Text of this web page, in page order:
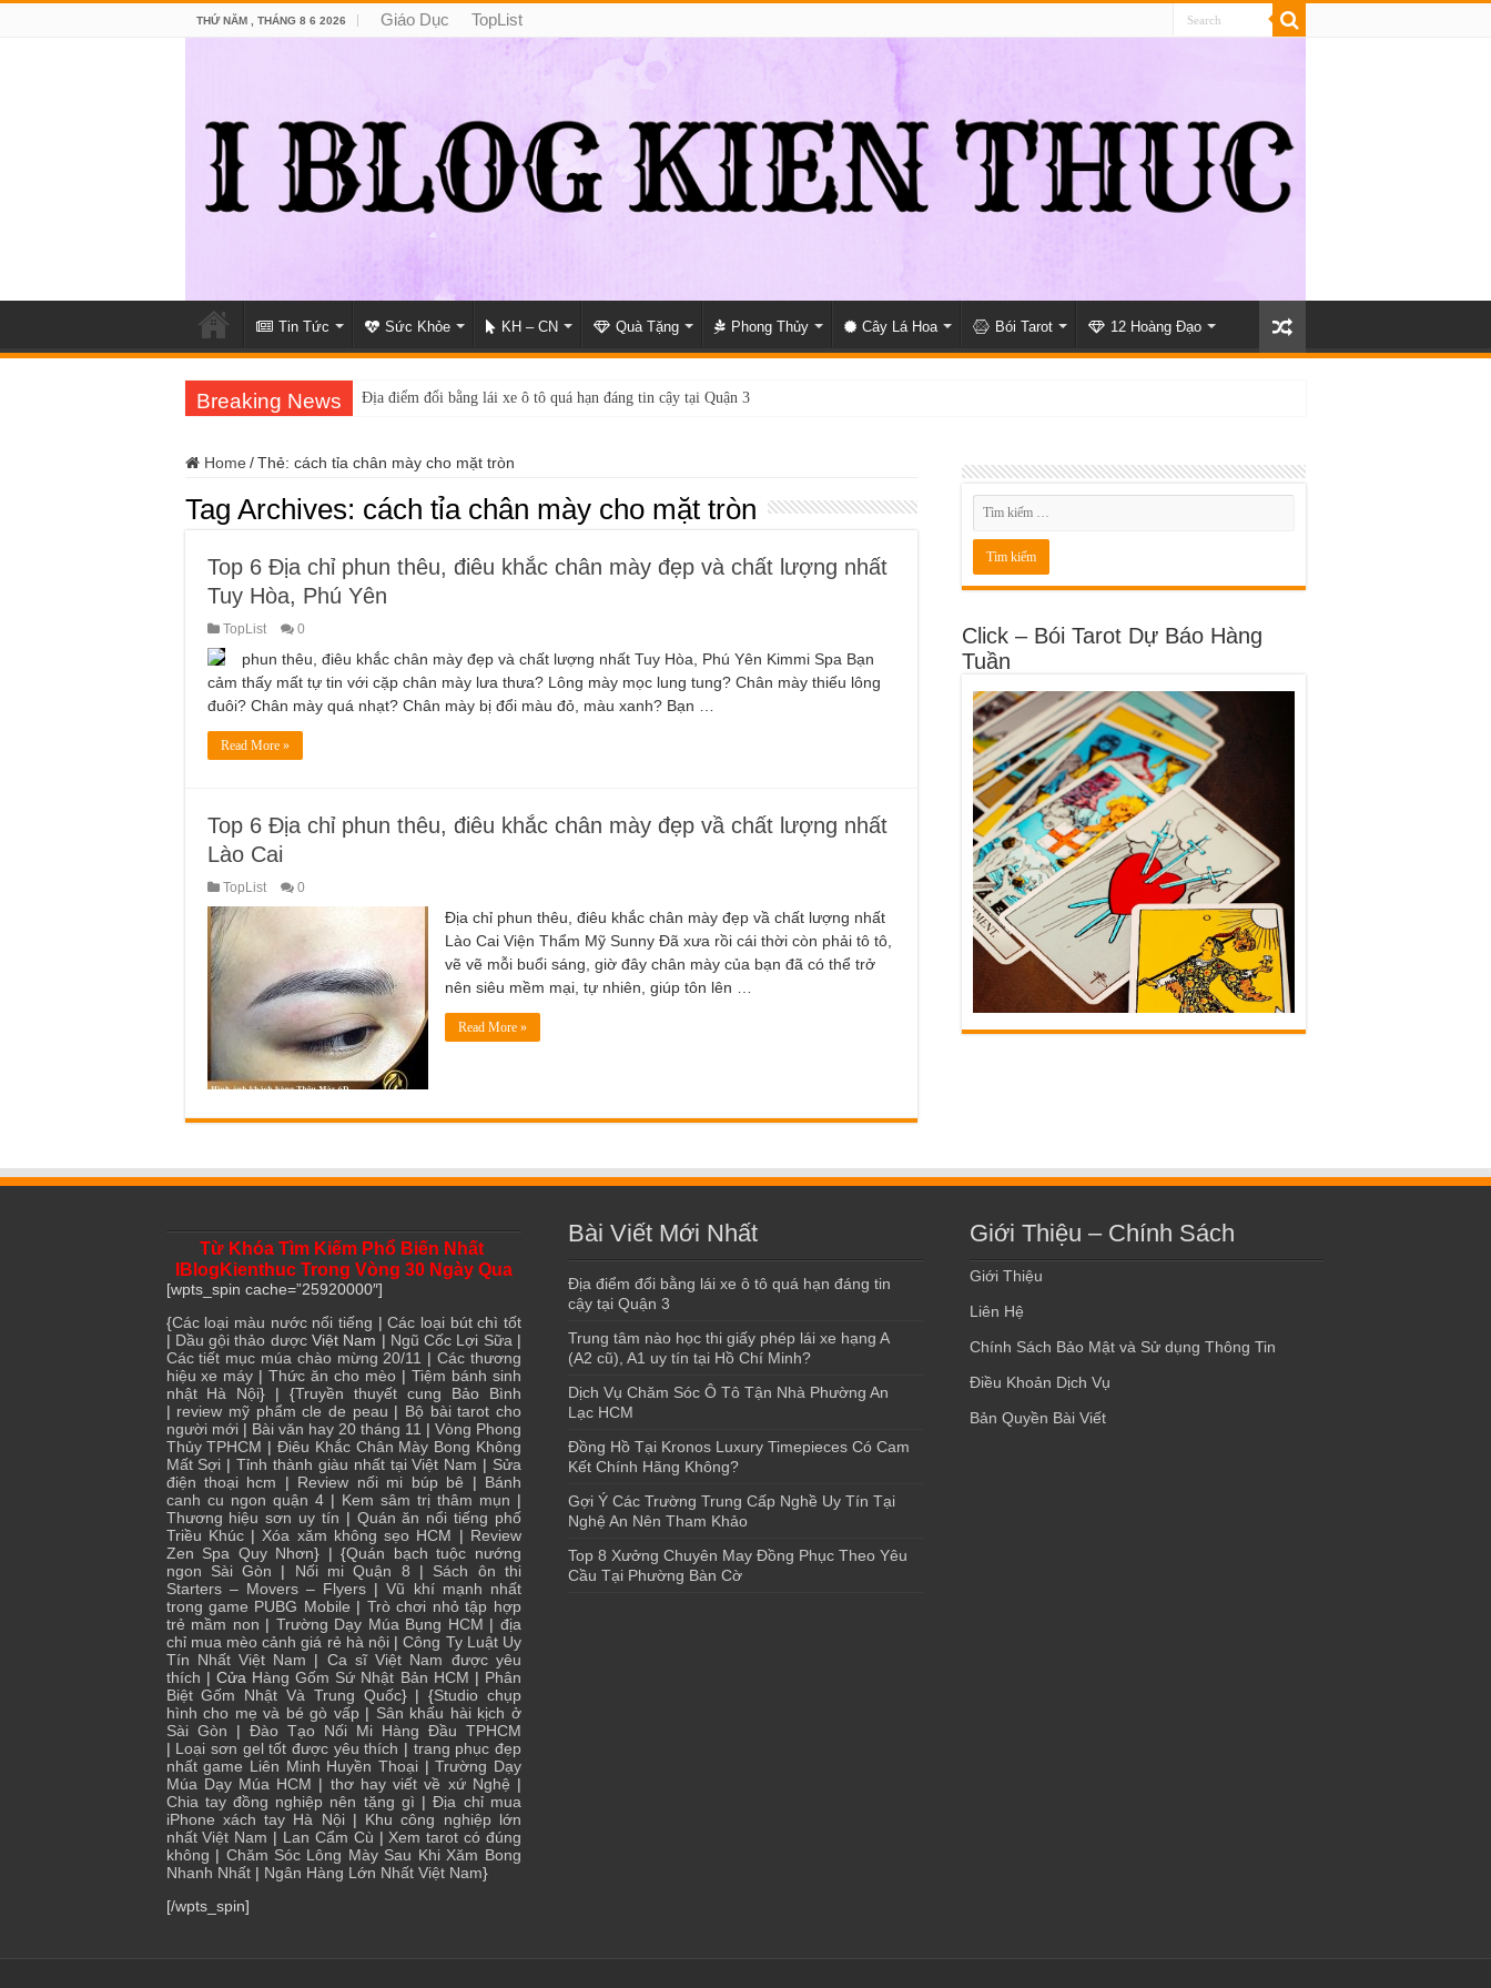
THỨ NĂM , THÁNG 8 6 2026 Giáo Dục TopList
Tin Tức Sức Khỏe KH – CN Quà Tặng Phong Thủy Cây Lá Hoa Bói Tarot 12 Hoàng Đạo
Breaking News Địa điểm đổi bằng lái xe ô tô quá hạn đáng tin cậy tại Quận 3
Home /Thẻ: cách tỉa chân mày cho mặt tròn
Tag Archives: cách tỉa chân mày cho mặt tròn
Top 6 Địa chỉ phun thêu, điêu khắc chân mày đẹp và chất lượng nhất
Tuy Hòa, Phú Yên
TopList 0
phun thêu, điêu khắc chân mày đẹp và chất lượng nhất Tuy Hòa, Phú Yên Kimmi Spa Bạn
cảm thấy mất tự tin với cặp chân mày lưa thưa? Lông mày mọc lung tung? Chân mày thiếu lông
đuôi? Chân mày quá nhạt? Chân mày bị đổi màu đỏ, màu xanh? Bạn …
Read More »
Top 6 Địa chỉ phun thêu, điêu khắc chân mày đẹp vầ chất lượng nhất
Lào Cai
TopList 0
Địa chỉ phun thêu, điêu khắc chân mày đẹp vầ chất lượng nhất
Lào Cai Viện Thẩm Mỹ Sunny Đã xưa rồi cái thời còn phải tô tô,
vẽ vẽ mỗi buổi sáng, giờ đây chân mày của bạn đã có thể trở
nên siêu mềm mại, tự nhiên, giúp tôn lên …
Read More »
Click – Bói Tarot Dự Báo Hàng
Tuần
Từ Khóa Tìm Kiếm Phổ Biến Nhất
IBlogKienthuc Trong Vòng 30 Ngày Qua
[wpts_spin cache=”25920000″]
{Các loại màu nước nổi tiếng |Các loại bút chì tốt
| Dầu gội thảo dượcViệt Nam | Ngũ Cốc Lợi Sữa |
Các tiết mục múa chào mừng 20/11 |Các thương
hiệu xe máy |Thức ăn cho mèo |Tiệm bánh sinh
nhật Hà Nội} | {Truyền thuyết cung Bảo Bình
| review mỹ phẩm cle de peau | Bộ bài tarot cho
người mới| Bài văn hay 20 tháng 11 | Vòng Phong
Thủy TPHCM | Điêu Khắc Chân Mày Bong Không
Mất Sợi |Tỉnh thành giàu nhất tại Việt Nam | Sửa
điện thoại hcm | Review nối mi búp bê | Bánh
canh cu ngon quận 4| Kem sâm trị thâm mụn |
Thương hiệu sơn uy tín | Quán ăn nổi tiếng phố
Triều Khúc| Xóa xăm không sẹo HCM | Review
Zen Spa Quy Nhơn} | {Quán bạch tuộc nướng
ngon Sài Gòn | Nối mi Quận 8 | Sách ôn thi
Starters – Movers – Flyers |Vũ khí mạnh nhất
trong game PUBG Mobile | Trò chơi nhỏ tập hợp
trẻ mầm non | Trường Dạy Múa Bụng HCM | địa
chỉ mua mèo cảnh giá rẻ hà nội|Công Ty Luật Uy
Tín Nhất Việt Nam | Ca sĩ Việt Nam được yêu
thích | Cửa Hàng Gốm Sứ Nhật Bản HCM | Phân
Biệt Gốm Nhật Và Trung Quốc} | {Studio chụp
hình cho mẹ và bé gò vấp| Sân khấu hài kịch ở
Sài Gòn | Đào Tạo Nối Mi Hàng Đầu TPHCM
| Loại sơn gel tốt được yêu thích | trang phục đẹp
nhất game Liên Minh Huyền Thoại|Trường Dạy
Múa Dạy Múa HCM | thơ hay viết về xứ Nghệ |
Chia tay đồng nghiệp nên tặng gì |Địa chỉ mua
iPhone xách tay Hà Nội| Khu công nghiệp lớn
nhất Việt Nam | Lan Cẩm Cù | Xem tarot có đúng
không | Chăm Sóc Lông Mày Sau Khi Xăm Bong
Nhanh Nhất| Ngân Hàng Lớn Nhất Việt Nam}
[/wpts_spin]
Bài Viết Mới Nhất
Địa điểm đổi bằng lái xe ô tô quá hạn đáng tin
cậy tại Quận 3
Trung tâm nào học thi giấy phép lái xe hạng A
(A2 cũ), A1 uy tín tại Hồ Chí Minh?
Dịch Vụ Chăm Sóc Ô Tô Tận Nhà Phường An
Lạc HCM
Đồng Hồ Tại Kronos Luxury Timepieces Có Cam
Kết Chính Hãng Không?
Gợi Ý Các Trường Trung Cấp Nghề Uy Tín Tại
Nghệ An Nên Tham Khảo
Top 8 Xưởng Chuyên May Đồng Phục Theo Yêu
Cầu Tại Phường Bàn Cờ
Giới Thiệu – Chính Sách
Giới Thiệu
Liên Hệ
Chính Sách Bảo Mật và Sử dụng Thông Tin
Điều Khoản Dịch Vụ
Bản Quyền Bài Viết